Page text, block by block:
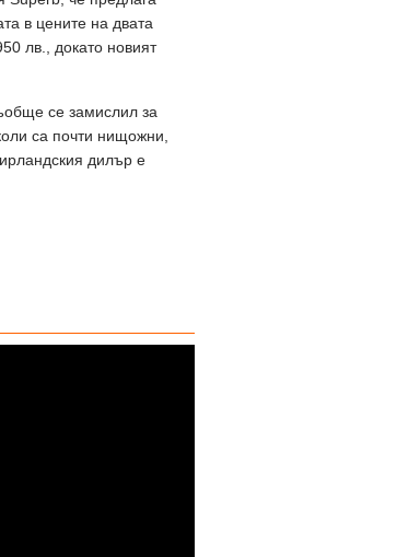
в цените на двата
лв., докато новият
се замислил за
са почти нищожни,
дилър е